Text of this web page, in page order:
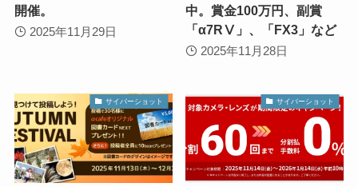
開催。
2025年11月29日
中。賞金100万円、副賞
「α7RⅤ」、「FX3」など
2025年11月28日
サイバーショット サイバーショット